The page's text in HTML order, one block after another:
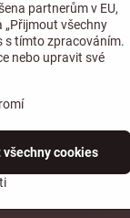
partnerům v EU,
„Přijmout všechny
s tímto zpracováním.
nebo upravit své
cookies